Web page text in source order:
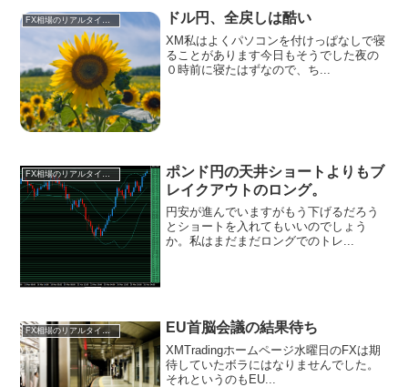
FX相場のリアルタイム情報 ドル円、全戻しは酷い
XM私はよくパソコンを付けっぱなしで寝
ることがあります今日もそうでした夜の
０時前に寝たはずなので、ち...
FX相場のリアルタイム情報
ポンド円の天井ショートよりもブ
レイクアウトのロング。
円安が進んでいますがもう下げるだろう
とショートを入れてもいいのでしょう
か。私はまだまだロングでのトレ...
FX相場のリアルタイム情報 EU首脳会議の結果待ち
XMTradingホームページ水曜日のFXは期
待していたボラにはなりませんでした。
それというのもEU...